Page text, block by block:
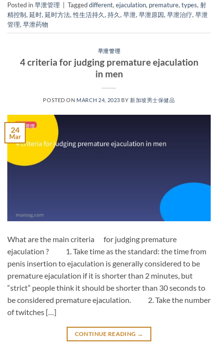
Posted in早泄管理 | Taggeddifferent, ejaculation, premature, types, 射
精控制, 延时, 延时方法,性生活持久, 持久, 早泄, 早泄原因, 早泄治疗, 早泄
管理, 早泄药物
早泄管理
4 criteria for judging premature ejaculation
in men
POSTED ON MARCH 24, 2023 BY 新加坡男士保健品
24
Mar
What are the main criteria for judging premature
ejaculation ? 1. Take time as the standard: the time from
penis insertion to ejaculation is generally considered to be
premature ejaculation if it is shorter than 2 minutes, but
“strict” people think it should be shorter than 30 seconds to
be considered premature ejaculation. 2. Take the number
of twitches […]
CONTINUE READING →